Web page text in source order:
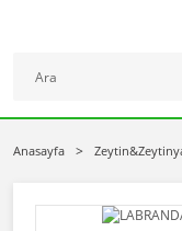
Anasayfa